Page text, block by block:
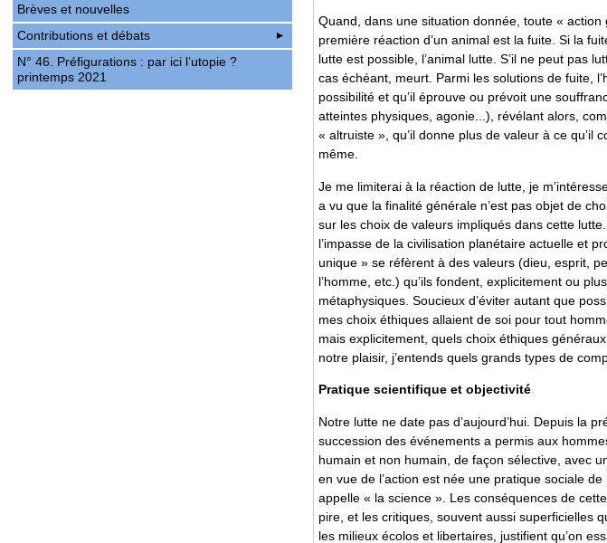
Quand, dans une situation donnée, toute «
première réaction d’un animal est la fuite. Si la
lutte est possible, l’animal lutte. S’il ne peut pas
cas échéant, meurt. Parmi les solutions de fuite,
possibilité et qu’il éprouve ou prévoit une
atteintes physiques, agonie...), révélant alors,
« altruiste », qu’il donne plus de valeur à ce qu’il
même.
Je me limiterai à la réaction de lutte, je
a vu que la finalité générale n’est pas objet de
sur les choix de valeurs impliqués dans cette
l’impasse de la civilisation planétaire actuelle et
unique » se réfèrent à des valeurs (dieu, esprit,
l’homme, etc.) qu’ils fondent, explicitement ou
métaphysiques. Soucieux d’éviter autant que
mes choix éthiques allaient de soi pour tout
mais explicitement, quels choix éthiques
notre plaisir, j’entends quels grands types de
Pratique scientifique et objectivité
Notre lutte ne date pas d’aujourd’hui. Depuis la
succession des événements a permis aux
humain et non humain, de façon sélective, avec
en vue de l’action est née une pratique sociale
appelle « la science ». Les conséquences de
pire, et les critiques, souvent aussi superficielles
les milieux écolos et libertaires, justifient qu’on
Brèves et nouvelles
Contributions et débats
N° 46. Préfigurations : par ici l’utopie ?
printemps 2021